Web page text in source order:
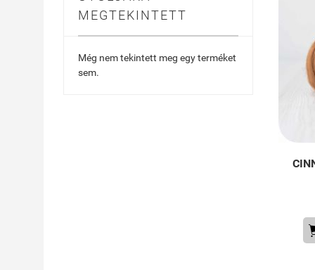
MEGTEKINTETT
Még nem tekintett meg egy terméket
sem.